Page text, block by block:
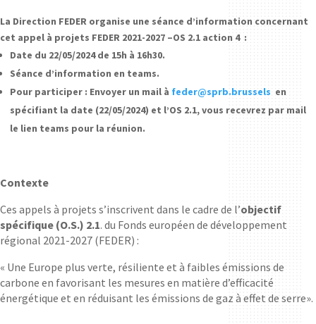
La Direction FEDER organise une séance d’information concernant
cet appel à projets FEDER 2021-2027 –OS 2.1 action 4 :
Date du 22/05/2024 de 15h à 16h30.
Séance d’information en teams.
Pour participer : Envoyer un mail à feder@sprb.brussels en
spécifiant la date (22/05/2024) et l’OS 2.1, vous recevrez par mail
le lien teams pour la réunion.
Contexte
Ces appels à projets s’inscrivent dans le cadre de l’objectif
spécifique (O.S.) 2.1. du Fonds européen de développement
régional 2021-2027 (FEDER) :
« Une Europe plus verte, résiliente et à faibles émissions de
carbone en favorisant les mesures en matière d’efficacité
énergétique et en réduisant les émissions de gaz à effet de serre».